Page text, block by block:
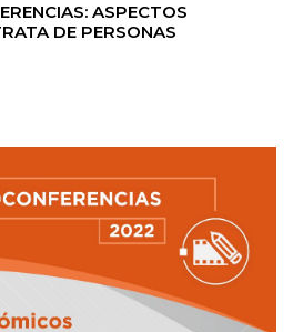
ASPECTOS
DE PERSONAS